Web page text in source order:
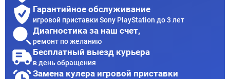
Гарантийное обслуживание
игровой приставки Sony PlayStation до 3 лет
Диагностика за наш счет,
ремонт по желанию
Бесплатный выезд курьера
в день обращения
Замена кулера игровой приставки